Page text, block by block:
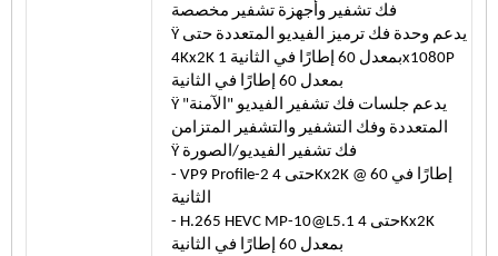
فك تشفير وأجهزة تشفير مخصصة
Ÿ يدعم وحدة فك ترميز الفيديو المتعددة حتى
4Kx2K بمعدل 60 إطارًا في الثانية 1x1080P
بمعدل 60 إطارًا في الثانية
Ÿ يدعم جلسات فك تشفير الفيديو "الآمنة"
المتعددة وفك التشفير والتشفير المتزامن
Ÿ فك تشفير الفيديو/الصورة
- VP9 Profile-2 حتى 4Kx2K @ 60 إطارًا في
الثانية
- H.265 HEVC MP-10@L5.1 حتى 4Kx2K
بمعدل 60 إطارًا في الثانية